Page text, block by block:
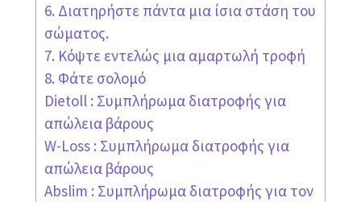
6. Διατηρήστε πάντα μια ίσια στάση του
σώματος.
7. Κόψτε εντελώς μια αμαρτωλή τροφή
8. Φάτε σολομό
Dietoll : Συμπλήρωμα διατροφής για
απώλεια βάρους
W-Loss : Συμπλήρωμα διατροφής για
απώλεια βάρους
Abslim : Συμπλήρωμα διατροφής για τον